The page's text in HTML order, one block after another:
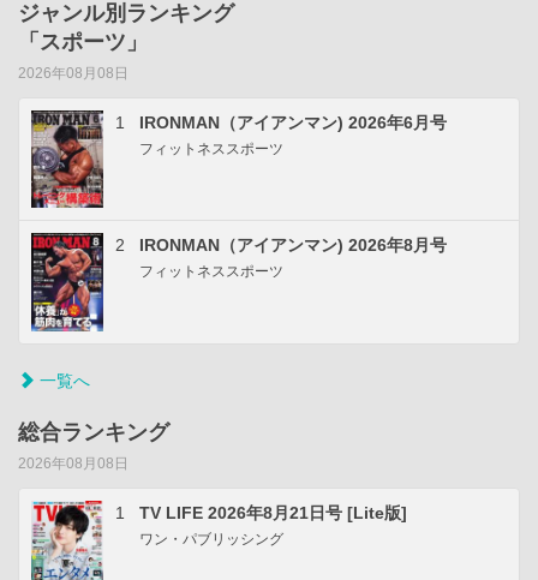
ジャンル別ランキング
「スポーツ」
2026年08月08日
1 IRONMAN（アイアンマン) 2026年6月号
フィットネススポーツ
2 IRONMAN（アイアンマン) 2026年8月号
フィットネススポーツ
一覧へ
総合ランキング
2026年08月08日
1 TV LIFE 2026年8月21日号 [Lite版]
ワン・パブリッシング